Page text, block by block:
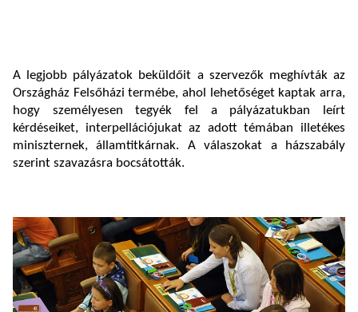
A legjobb pályázatok beküldőit a szervezők meghívták az
Országház Felsőházi termébe, ahol lehetőséget kaptak arra,
hogy személyesen tegyék fel a pályázatukban leírt
kérdéseiket, interpellációjukat az adott témában illetékes
miniszternek, államtitkárnak. A válaszokat a házszabály
szerint szavazásra bocsátották.